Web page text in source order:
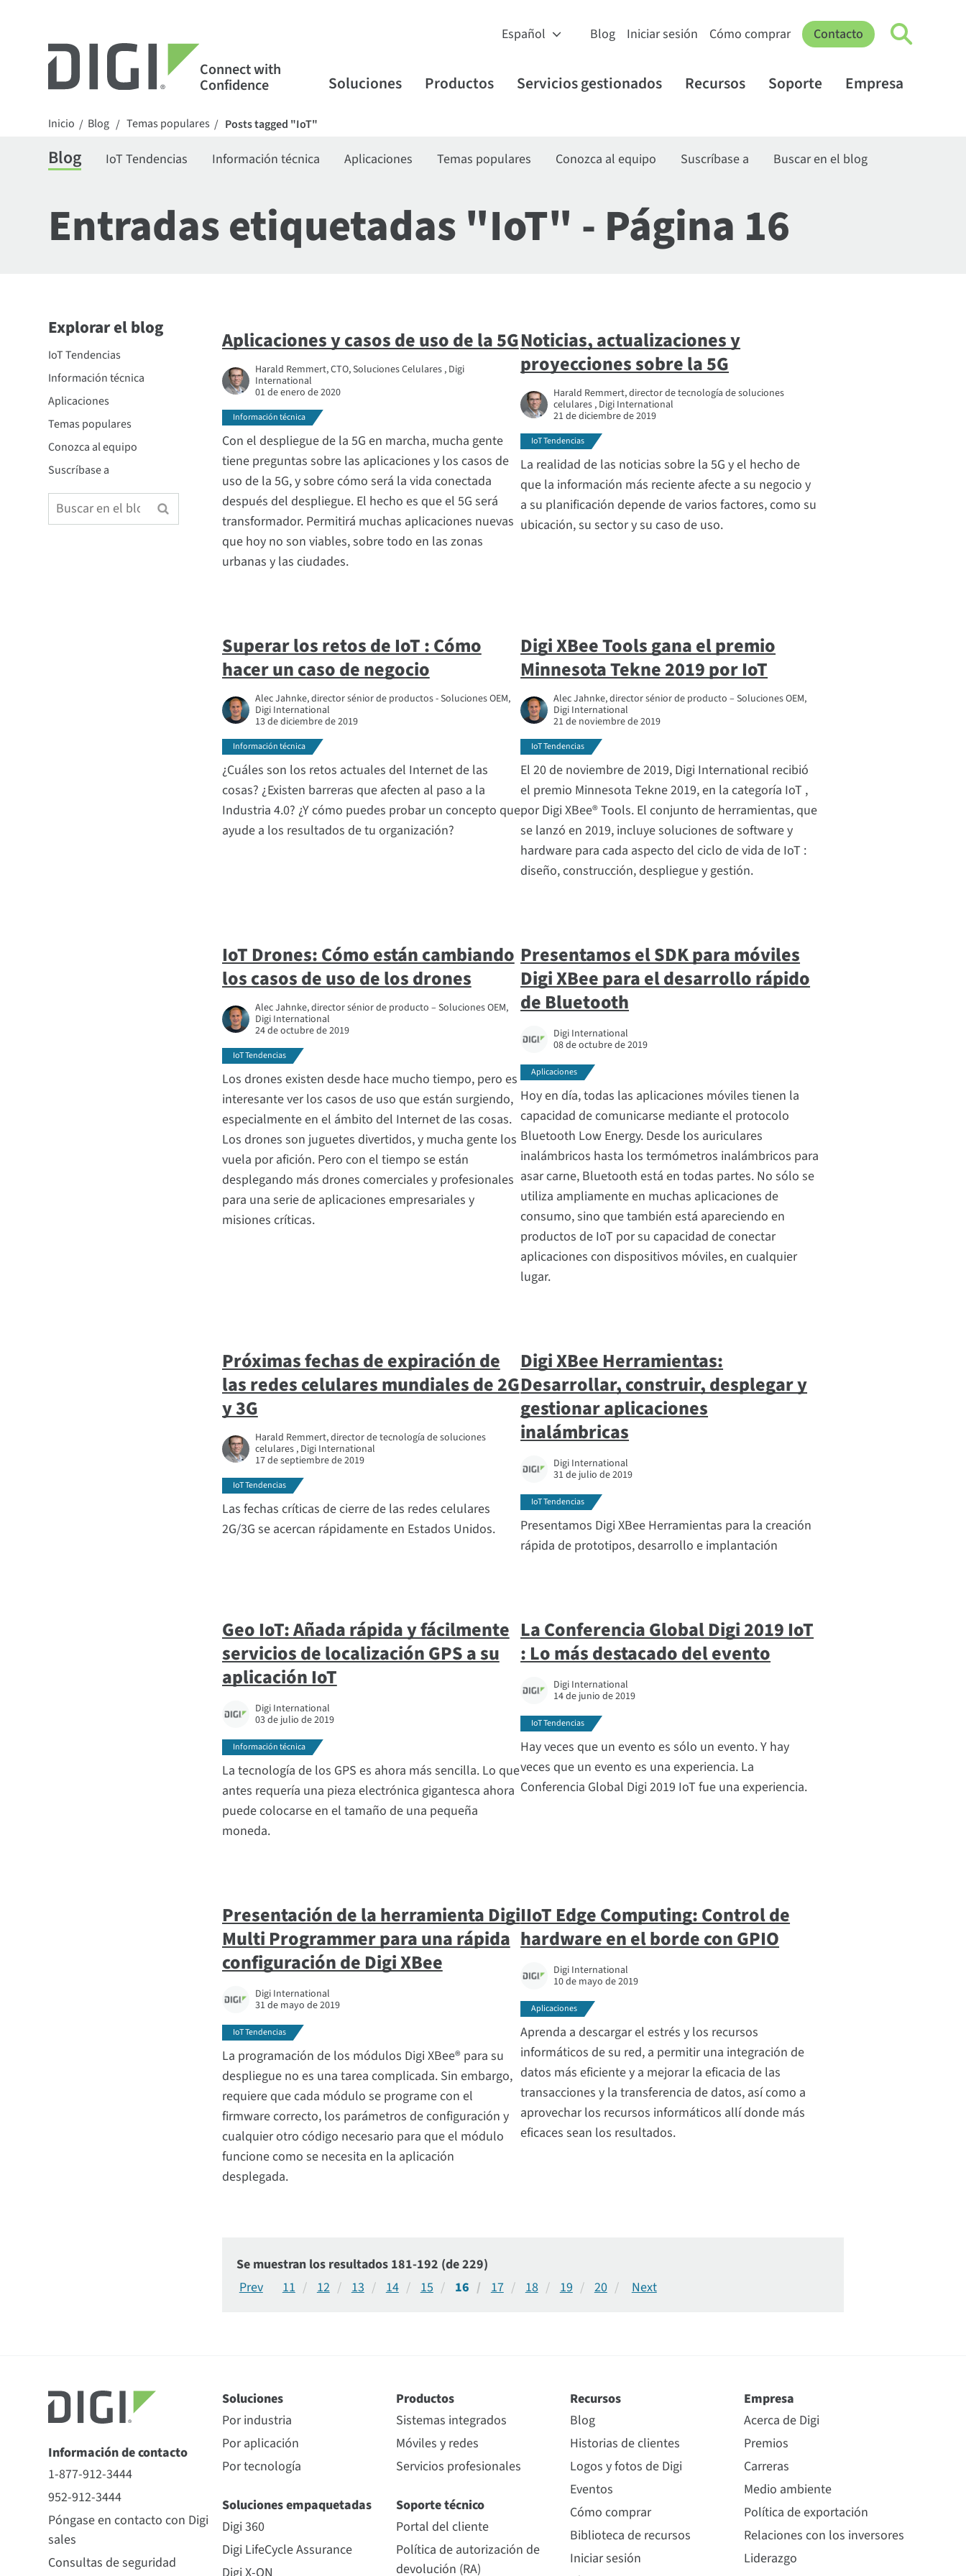
Connect with
Confidence
Blog Iniciar sesión Cómo comprar Contacto
Soluciones Productos Servicios gestionados Recursos Soporte Empresa
Inicio / Blog / Temas populares / Posts tagged "IoT"
Blog IoT Tendencias Información técnica Aplicaciones Temas populares Conozca al equipo Suscríbase a Buscar en el blog
Entradas etiquetadas "IoT" - Página 16
Explorar el blog
IoT Tendencias
Información técnica
Aplicaciones
Temas populares
Conozca al equipo
Suscríbase a
Aplicaciones y casos de uso de la 5G
Harald Remmert, CTO, Soluciones Celulares , Digi
International
01 de enero de 2020
Información técnica
Con el despliegue de la 5G en marcha, mucha gente
tiene preguntas sobre las aplicaciones y los casos de
uso de la 5G, y sobre cómo será la vida conectada
después del despliegue. El hecho es que el 5G será
transformador. Permitirá muchas aplicaciones nuevas
que hoy no son viables, sobre todo en las zonas
urbanas y las ciudades.
Noticias, actualizaciones y
proyecciones sobre la 5G
Harald Remmert, director de tecnología de soluciones
celulares , Digi International
21 de diciembre de 2019
IoT Tendencias
La realidad de las noticias sobre la 5G y el hecho de
que la información más reciente afecte a su negocio y
a su planificación depende de varios factores, como su
ubicación, su sector y su caso de uso.
Superar los retos de IoT : Cómo
hacer un caso de negocio
Alec Jahnke, director sénior de productos - Soluciones OEM,
Digi International
13 de diciembre de 2019
Información técnica
¿Cuáles son los retos actuales del Internet de las
cosas? ¿Existen barreras que afecten al paso a la
Industria 4.0? ¿Y cómo puedes probar un concepto que
ayude a los resultados de tu organización?
Digi XBee Tools gana el premio
Minnesota Tekne 2019 por IoT
Alec Jahnke, director sénior de producto – Soluciones OEM,
Digi International
21 de noviembre de 2019
IoT Tendencias
El 20 de noviembre de 2019, Digi International recibió
el premio Minnesota Tekne 2019, en la categoría IoT ,
por Digi XBee® Tools. El conjunto de herramientas, que
se lanzó en 2019, incluye soluciones de software y
hardware para cada aspecto del ciclo de vida de IoT :
diseño, construcción, despliegue y gestión.
IoT Drones: Cómo están cambiando
los casos de uso de los drones
Alec Jahnke, director sénior de producto – Soluciones OEM,
Digi International
24 de octubre de 2019
IoT Tendencias
Los drones existen desde hace mucho tiempo, pero es
interesante ver los casos de uso que están surgiendo,
especialmente en el ámbito del Internet de las cosas.
Los drones son juguetes divertidos, y mucha gente los
vuela por afición. Pero con el tiempo se están
desplegando más drones comerciales y profesionales
para una serie de aplicaciones empresariales y
misiones críticas.
Presentamos el SDK para móviles
Digi XBee para el desarrollo rápido
de Bluetooth
Digi International
08 de octubre de 2019
Aplicaciones
Hoy en día, todas las aplicaciones móviles tienen la
capacidad de comunicarse mediante el protocolo
Bluetooth Low Energy. Desde los auriculares
inalámbricos hasta los termómetros inalámbricos para
asar carne, Bluetooth está en todas partes. No sólo se
utiliza ampliamente en muchas aplicaciones de
consumo, sino que también está apareciendo en
productos de IoT por su capacidad de conectar
aplicaciones con dispositivos móviles, en cualquier
lugar.
Próximas fechas de expiración de
las redes celulares mundiales de 2G
y 3G
Harald Remmert, director de tecnología de soluciones
celulares , Digi International
17 de septiembre de 2019
IoT Tendencias
Las fechas críticas de cierre de las redes celulares
2G/3G se acercan rápidamente en Estados Unidos.
Digi XBee Herramientas:
Desarrollar, construir, desplegar y
gestionar aplicaciones
inalámbricas
Digi International
31 de julio de 2019
IoT Tendencias
Presentamos Digi XBee Herramientas para la creación
rápida de prototipos, desarrollo e implantación
Geo IoT: Añada rápida y fácilmente
servicios de localización GPS a su
aplicación IoT
Digi International
03 de julio de 2019
Información técnica
La tecnología de los GPS es ahora más sencilla. Lo que
antes requería una pieza electrónica gigantesca ahora
puede colocarse en el tamaño de una pequeña
moneda.
La Conferencia Global Digi 2019 IoT
: Lo más destacado del evento
Digi International
14 de junio de 2019
IoT Tendencias
Hay veces que un evento es sólo un evento. Y hay
veces que un evento es una experiencia. La
Conferencia Global Digi 2019 IoT fue una experiencia.
Presentación de la herramienta Digi
Multi Programmer para una rápida
configuración de Digi XBee
Digi International
31 de mayo de 2019
IoT Tendencias
La programación de los módulos Digi XBee® para su
despliegue no es una tarea complicada. Sin embargo,
requiere que cada módulo se programe con el
firmware correcto, los parámetros de configuración y
cualquier otro código necesario para que el módulo
funcione como se necesita en la aplicación
desplegada.
IIoT Edge Computing: Control de
hardware en el borde con GPIO
Digi International
10 de mayo de 2019
Aplicaciones
Aprenda a descargar el estrés y los recursos
informáticos de su red, a permitir una integración de
datos más eficiente y a mejorar la eficacia de las
transacciones y la transferencia de datos, así como a
aprovechar los recursos informáticos allí donde más
eficaces sean los resultados.
Se muestran los resultados 181-192 (de 229)
11
12 13 14 15 16 17 18 19 20
Información de contacto
1-877-912-3444
952-912-3444
Póngase en contacto con Digi
sales
Consultas de seguridad
Soluciones
Por industria
Por aplicación
Por tecnología
Soluciones empaquetadas
Digi 360
Digi LifeCycle Assurance
Productos
Sistemas integrados
Móviles y redes
Servicios profesionales
Soporte técnico
Portal del cliente
Política de autorización de
devolución (RA)
Recursos
Blog
Historias de clientes
Logos y fotos de Digi
Eventos
Cómo comprar
Biblioteca de recursos
Iniciar sesión
Empresa
Acerca de Digi
Premios
Carreras
Medio ambiente
Política de exportación
Relaciones con los inversores
Liderazgo